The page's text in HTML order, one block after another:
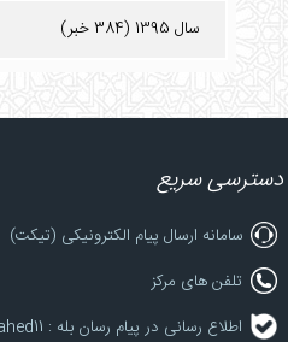
سال 1395 (384 خبر)
دسترسی سریع
سامانه ارسال پیام الکترونیکی (تیکت)
تلفن های مرکز
اطلاع رسانی در پیام رسان بله : vahed11@